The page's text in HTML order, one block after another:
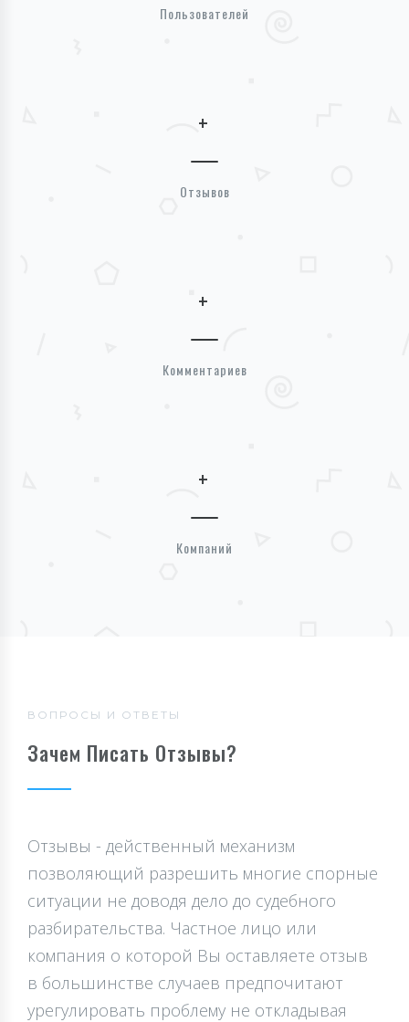
Пользователей
+
Отзывов
+
Комментариев
+
Компаний
ВОПРОСЫ И ОТВЕТЫ
Зачем Писать Отзывы?
Отзывы - действенный механизм
позволяющий разрешить многие спорные
ситуации не доводя дело до судебного
разбирательства. Частное лицо или
компания о которой Вы оставляете отзыв
в большинстве случаев предпочитают
урегулировать проблему не откладывая